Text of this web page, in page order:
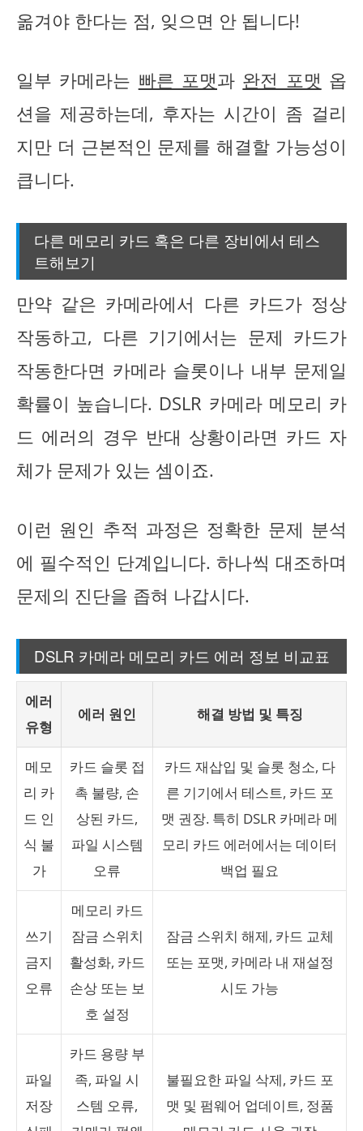
옮겨야 한다는 점, 잊으면 안 됩니다!
일부 카메라는 빠른 포맷과 완전 포맷 옵
션을 제공하는데, 후자는 시간이 좀 걸리
지만 더 근본적인 문제를 해결할 가능성이
큽니다.
다른 메모리 카드 혹은 다른 장비에서 테스
트해보기
만약 같은 카메라에서 다른 카드가 정상
작동하고, 다른 기기에서는 문제 카드가
작동한다면 카메라 슬롯이나 내부 문제일
확률이 높습니다. DSLR 카메라 메모리 카
드 에러의 경우 반대 상황이라면 카드 자
체가 문제가 있는 셈이죠.
이런 원인 추적 과정은 정확한 문제 분석
에 필수적인 단계입니다. 하나씩 대조하며
문제의 진단을 좁혀 나갑시다.
DSLR 카메라 메모리 카드 에러 정보 비교표
에러
유형
에러 원인 해결 방법 및 특징
메모
리 카
드 인
식 불
가
카드 슬롯 접
촉 불량, 손
상된 카드,
파일 시스템
오류
카드 재삽입 및 슬롯 청소, 다
른 기기에서 테스트, 카드 포
맷 권장. 특히 DSLR 카메라 메
모리 카드 에러에서는 데이터
백업 필요
쓰기
금지
오류
메모리 카드
잠금 스위치
활성화, 카드
손상 또는 보
호 설정
잠금 스위치 해제, 카드 교체
또는 포맷, 카메라 내 재설정
시도 가능
파일
저장
카드 용량 부
족, 파일 시
스템 오류,
불필요한 파일 삭제, 카드 포
맷 및 펌웨어 업데이트, 정품